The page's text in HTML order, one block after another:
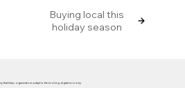
Buying local this
holiday season
that helps organizations adapt to the evolving digital economy.